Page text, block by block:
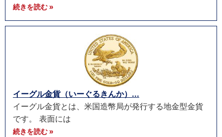
続きを読む »
イーグル金貨（いーぐるきんか）...
イーグル金貨とは、米国造幣局が発行する地金型金貨
です。 表面には
続きを読む »